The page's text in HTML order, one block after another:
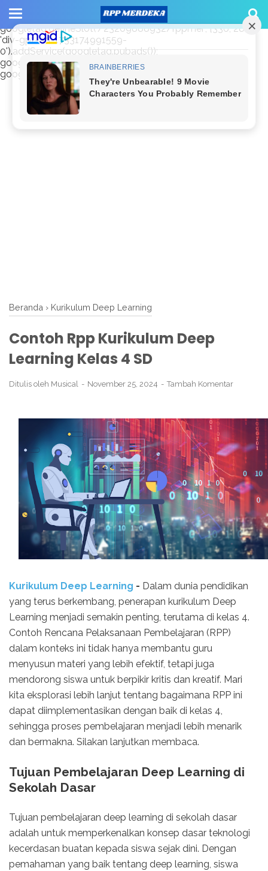
window.googletag = window.googletag || {cmd: []};
googletag.cmd.push(function() {
googletag.defineSlot('/23209888932/rppmer', [336, 280],
'div-gpt-ad-1733174991559-
0').addService(googletag.pubads());
googletag.pubads().enableSingleRequest();
googletag.enableServices(); });
Beranda › Kurikulum Deep Learning
Contoh Rpp Kurikulum Deep
Learning Kelas 4 SD
Ditulis oleh Musical November 25, 2024 Tambah Komentar
Kurikulum Deep Learning - Dalam dunia pendidikan
yang terus berkembang, penerapan kurikulum Deep
Learning menjadi semakin penting, terutama di kelas 4.
Contoh Rencana Pelaksanaan Pembelajaran (RPP)
dalam konteks ini tidak hanya membantu guru
menyusun materi yang lebih efektif, tetapi juga
mendorong siswa untuk berpikir kritis dan kreatif. Mari
kita eksplorasi lebih lanjut tentang bagaimana RPP ini
dapat diimplementasikan dengan baik di kelas 4,
sehingga proses pembelajaran menjadi lebih menarik
dan bermakna. Silakan lanjutkan membaca.
Tujuan Pembelajaran Deep Learning di
Sekolah Dasar
Tujuan pembelajaran deep learning di sekolah dasar
adalah untuk memperkenalkan konsep dasar teknologi
kecerdasan buatan kepada siswa sejak dini. Dengan
pemahaman yang baik tentang deep learning, siswa